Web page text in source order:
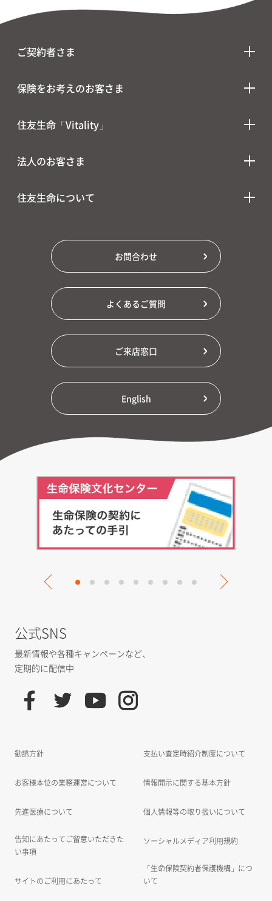
ご契約者さま
保険をお考えのお客さま
住友生命「Vitality」
法人のお客さま
住友生命について
お問合わせ
よくあるご質問
ご来店窓口
English
公式SNS
最新情報や各種キャンペーンなど、
定期的に配信中
勧誘方針
お客様本位の業務運営について
先進医療について
告知にあたってご留意いただきた
い事項
サイトのご利用にあたって
支払い査定時紹介制度について
情報開示に関する基本方針
個人情報等の取り扱いについて
ソーシャルメディア利用規約
「生命保険契約者保護機構」につ
いて